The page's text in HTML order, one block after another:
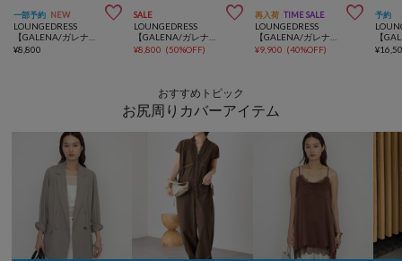
一部予約 NEW 
LOUNGEDRESS
¥8,800
SALE 
LOUNGEDRESS
¥8,800 (50%OFF)
再入荷 TIME SALE 
LOUNGEDRESS
¥9,900 (40%OFF)
予約
¥
おすすめトピック
お尻周りカバーアイテム